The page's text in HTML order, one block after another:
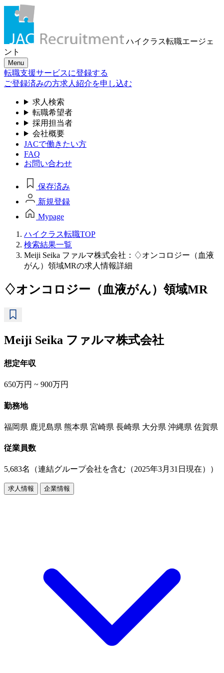
ハイクラス転職エージェ
ント
Menu
転職支援サービスに登録する
ご登録済みの方求人紹介を申し込む
求人検索
転職希望者
採用担当者
会社概要
JACで働きたい方
FAQ
お問い合わせ
保存済み
新規登録
Mypage
ハイクラス転職TOP
検索結果一覧
Meiji Seika ファルマ株式会社：♢オンコロジー（血液
がん）領域MRの求人情報詳細
♢オンコロジー（血液がん）領域MR
Meiji Seika ファルマ株式会社
想定年収
650万円 ~ 900万円
勤務地
福岡県 鹿児島県 熊本県 宮崎県 長崎県 大分県 沖縄県 佐賀県
従業員数
5,683名（連結グループ会社を含む（2025年3月31日現在））
求人情報 企業情報